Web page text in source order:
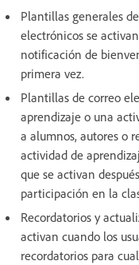
Plantillas generales
electrónicos se
notificación de
primera vez.
Plantillas de correo
aprendizaje o una
a alumnos, autores o
actividad de
que se activan
participación en la
Recordatorios y
activan cuando los
recordatorios para